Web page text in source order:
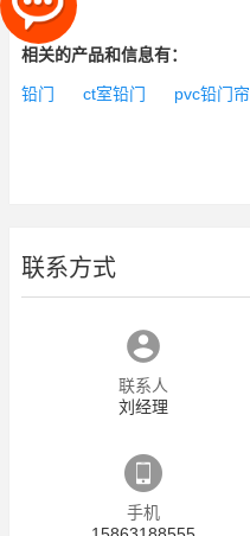
相关的产品和信息有：
铅门 ct室铅门 pvc铅门帘
联系方式
联系人
刘经理
手机